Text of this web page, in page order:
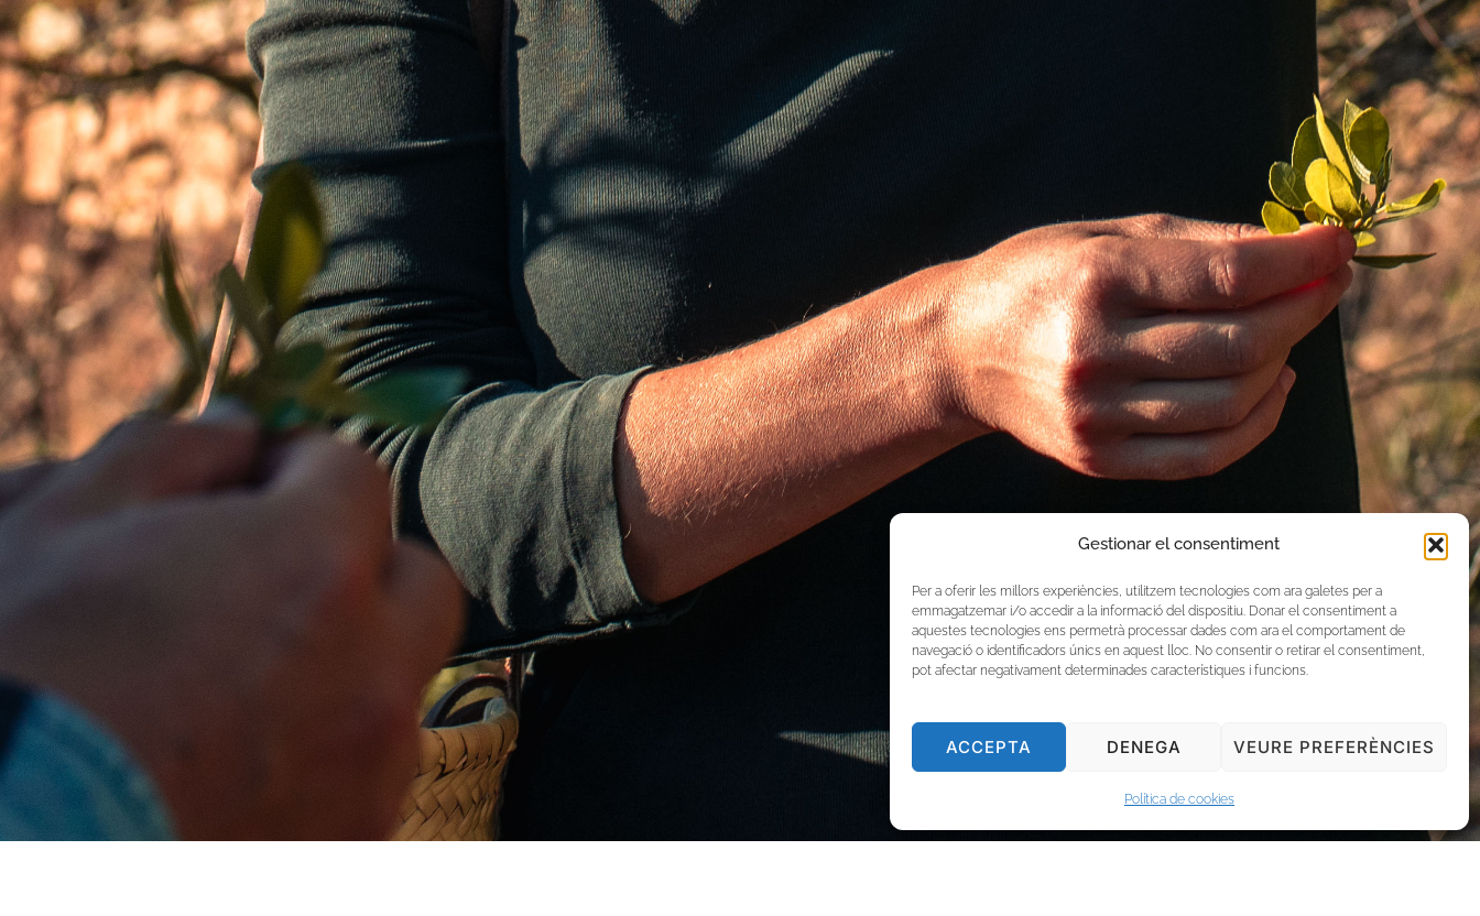
Gestionar el consentiment
Per a oferir les millors experiències, utilitzem tecnologies com ara galetes per a
emmagatzemar i/o accedir a la informació del dispositiu. Donar el consentiment a
aquestes tecnologies ens permetrà processar dades com ara el comportament de
navegació o identificadors únics en aquest lloc. No consentir o retirar el consentiment,
pot afectar negativament determinades característiques i funcions.
ACCEPTA DENEGA VEURE PREFERÈNCIES
Política de cookies